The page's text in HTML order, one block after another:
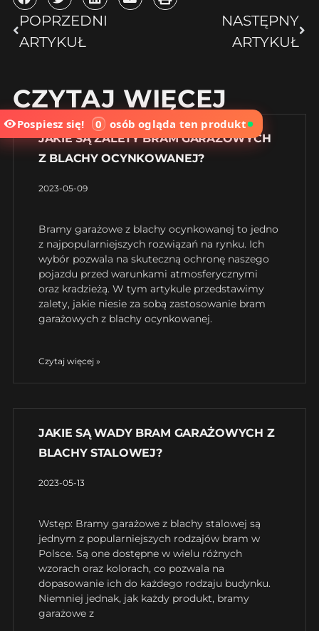
POPRZEDNI
ARTYKUŁ
NASTĘPNY
ARTYKUŁ
CZYTAJ WIĘCEJ
JAKIE SĄ ZALETY BRAM GARAŻOWYCH
Z BLACHY OCYNKOWANEJ?
2023-05-09
Bramy garażowe z blachy ocynkowanej to jedno
z najpopularniejszych rozwiązań na rynku. Ich
wybór pozwala na skuteczną ochronę naszego
pojazdu przed warunkami atmosferycznymi
oraz kradzieżą. W tym artykule przedstawimy
zalety, jakie niesie za sobą zastosowanie bram
garażowych z blachy ocynkowanej.
Czytaj więcej »
JAKIE SĄ WADY BRAM GARAŻOWYCH Z
BLACHY STALOWEJ?
2023-05-13
Wstęp: Bramy garażowe z blachy stalowej są
jednym z popularniejszych rodzajów bram w
Polsce. Są one dostępne w wielu różnych
wzorach oraz kolorach, co pozwala na
dopasowanie ich do każdego rodzaju budynku.
Niemniej jednak, jak każdy produkt, bramy
garażowe z
Pospiesz się! 0 osób ogląda ten produkt